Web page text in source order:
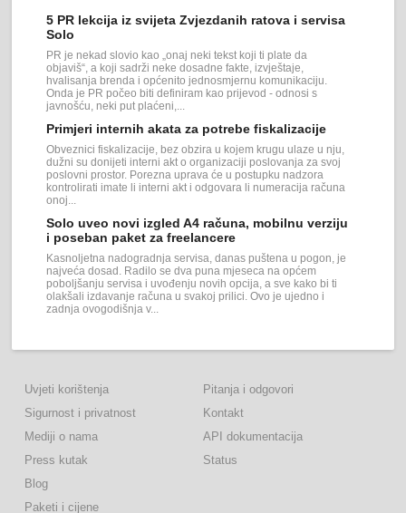
5 PR lekcija iz svijeta Zvjezdanih ratova i servisa
Solo
PR je nekad slovio kao „onaj neki tekst koji ti plate da
objaviš“, a koji sadrži neke dosadne fakte, izvještaje,
hvalisanja brenda i općenito jednosmjernu komunikaciju.
Onda je PR počeo biti definiram kao prijevod - odnosi s
javnošću, neki put plaćeni,...
Primjeri internih akata za potrebe fiskalizacije
Obveznici fiskalizacije, bez obzira u kojem krugu ulaze u nju,
dužni su donijeti interni akt o organizaciji poslovanja za svoj
poslovni prostor. Porezna uprava će u postupku nadzora
kontrolirati imate li interni akt i odgovara li numeracija računa
onoj...
Solo uveo novi izgled A4 računa, mobilnu verziju
i poseban paket za freelancere
Kasnoljetna nadogradnja servisa, danas puštena u pogon, je
najveća dosad. Radilo se dva puna mjeseca na općem
poboljšanju servisa i uvođenju novih opcija, a sve kako bi ti
olakšali izdavanje računa u svakoj prilici. Ovo je ujedno i
zadnja ovogodišnja v...
Uvjeti korištenja
Sigurnost i privatnost
Mediji o nama
Press kutak
Pitanja i odgovori
Kontakt
API dokumentacija
Status
Blog
Paketi i cijene